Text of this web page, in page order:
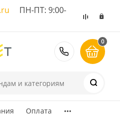
ПН-ПТ: 9:00-
8 (495)
0
Оплата ...